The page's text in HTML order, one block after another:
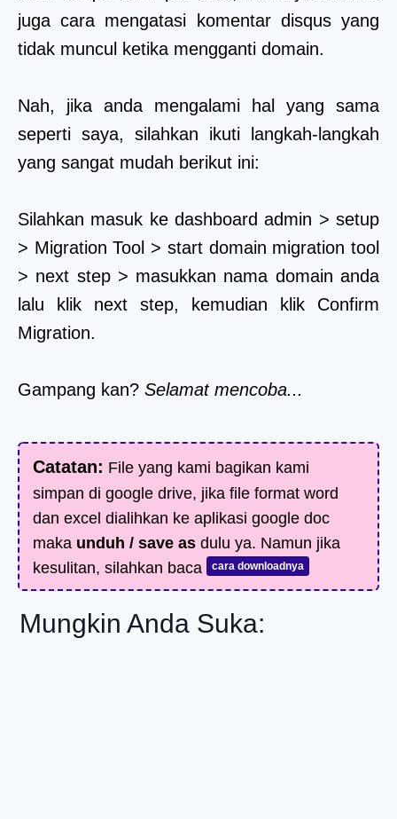
juga cara mengatasi komentar disqus yang
tidak muncul ketika mengganti domain.
Nah, jika anda mengalami hal yang sama
seperti saya, silahkan ikuti langkah-langkah
yang sangat mudah berikut ini:
Silahkan masuk ke dashboard admin > setup
> Migration Tool > start domain migration tool
> next step > masukkan nama domain anda
lalu klik next step, kemudian klik Confirm
Migration.
Gampang kan? Selamat mencoba...
Catatan: File yang kami bagikan kami
simpan di google drive, jika file format word
dan excel dialihkan ke aplikasi google doc
maka unduh / save as dulu ya. Namun jika
kesulitan, silahkan baca
cara downloadnya
Mungkin Anda Suka: